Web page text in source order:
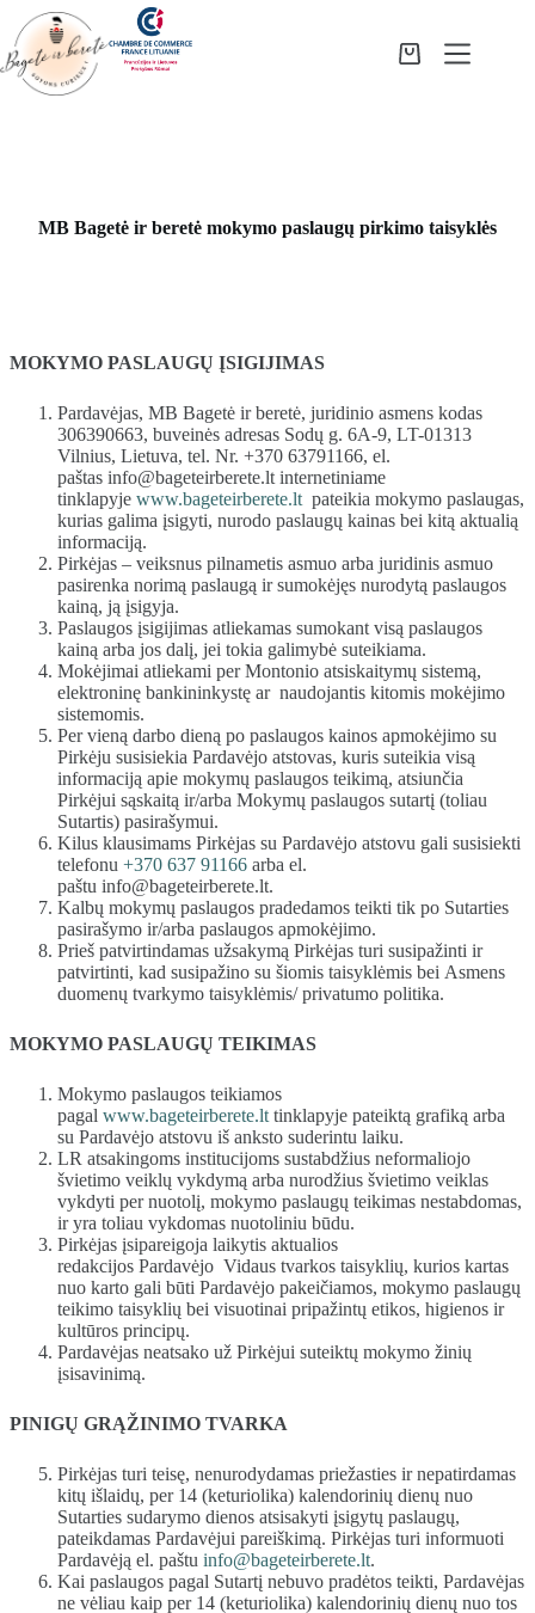
content
Shopping
MB Bagetė ir beretė mokymo paslaugų pirkimo taisyklės
MOKYMO PASLAUGŲ ĮSIGIJIMAS
Pardavėjas, MB Bagetė ir beretė, juridinio asmens kodas
306390663, buveinės adresas Sodų g. 6A-9, LT-01313
Vilnius, Lietuva, tel. Nr. +370 63791166, el.
paštas info@bageteirberete.lt internetiniame
tinklapyje www.bageteirberete.lt pateikia mokymo paslaugas,
kurias galima įsigyti, nurodo paslaugų kainas bei kitą aktualią
informaciją.
Pirkėjas – veiksnus pilnametis asmuo arba juridinis asmuo
pasirenka norimą paslaugą ir sumokėjęs nurodytą paslaugos
kainą, ją įsigyja.
Paslaugos įsigijimas atliekamas sumokant visą paslaugos
kainą arba jos dalį, jei tokia galimybė suteikiama.
Mokėjimai atliekami per Montonio atsiskaitymų sistemą,
elektroninę bankininkystę ar naudojantis kitomis mokėjimo
sistemomis.
Per vieną darbo dieną po paslaugos kainos apmokėjimo su
Pirkėju susisiekia Pardavėjo atstovas, kuris suteikia visą
informaciją apie mokymų paslaugos teikimą, atsiunčia
Pirkėjui sąskaitą ir/arba Mokymų paslaugos sutartį (toliau
Sutartis) pasirašymui.
Kilus klausimams Pirkėjas su Pardavėjo atstovu gali susisiekti
telefonu +370 637 91166 arba el.
paštu info@bageteirberete.lt.
Kalbų mokymų paslaugos pradedamos teikti tik po Sutarties
pasirašymo ir/arba paslaugos apmokėjimo.
Prieš patvirtindamas užsakymą Pirkėjas turi susipažinti ir
patvirtinti, kad susipažino su šiomis taisyklėmis bei Asmens
duomenų tvarkymo taisyklėmis/ privatumo politika.
MOKYMO PASLAUGŲ TEIKIMAS
Mokymo paslaugos teikiamos
pagal www.bageteirberete.lt tinklapyje pateiktą grafiką arba
su Pardavėjo atstovu iš anksto suderintu laiku.
LR atsakingoms institucijoms sustabdžius neformaliojo
švietimo veiklų vykdymą arba nurodžius švietimo veiklas
vykdyti per nuotolį, mokymo paslaugų teikimas nestabdomas,
ir yra toliau vykdomas nuotoliniu būdu.
Pirkėjas įsipareigoja laikytis aktualios
redakcijos Pardavėjo Vidaus tvarkos taisyklių, kurios kartas
nuo karto gali būti Pardavėjo pakeičiamos, mokymo paslaugų
teikimo taisyklių bei visuotinai pripažintų etikos, higienos ir
kultūros principų.
Pardavėjas neatsako už Pirkėjui suteiktų mokymo žinių
įsisavinimą.
PINIGŲ GRĄŽINIMO TVARKA
Pirkėjas turi teisę, nenurodydamas priežasties ir nepatirdamas
kitų išlaidų, per 14 (keturiolika) kalendorinių dienų nuo
Sutarties sudarymo dienos atsisakyti įsigytų paslaugų,
pateikdamas Pardavėjui pareiškimą. Pirkėjas turi informuoti
Pardavėją el. paštu info@bageteirberete.lt.
Kai paslaugos pagal Sutartį nebuvo pradėtos teikti, Pardavėjas
ne vėliau kaip per 14 (keturiolika) kalendorinių dienų nuo tos